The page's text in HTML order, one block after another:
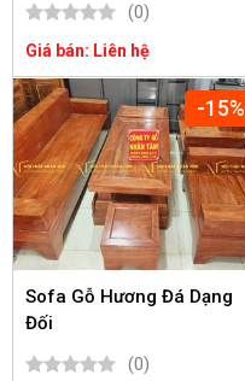
(0)
Giá bán: Liên hệ
-15%
Sofa Gỗ Hương Đá Dạng
Đối
(0)